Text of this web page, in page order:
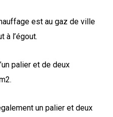
est au gaz de ville
à l’égout.
palier et de deux
un palier et deux